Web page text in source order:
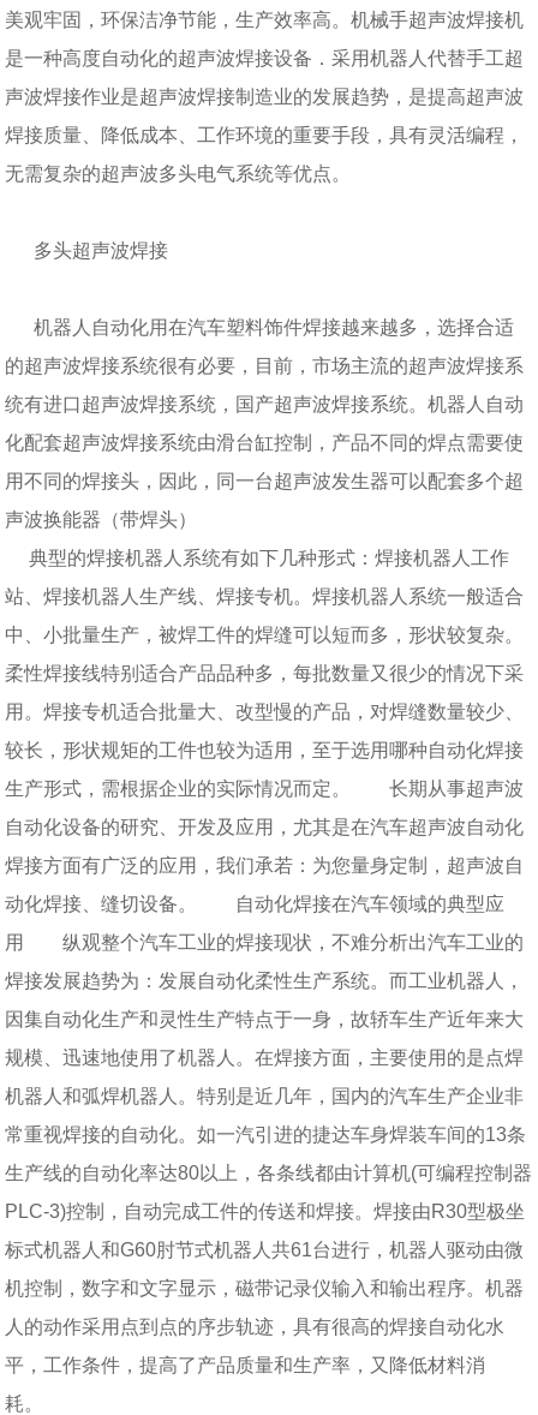
美观牢固，环保洁净节能，生产效率高。机械手超声波焊接机
是一种高度自动化的超声波焊接设备．采用机器人代替手工超
声波焊接作业是超声波焊接制造业的发展趋势，是提高超声波
焊接质量、降低成本、工作环境的重要手段，具有灵活编程，
无需复杂的超声波多头电气系统等优点。
多头超声波焊接
机器人自动化用在汽车塑料饰件焊接越来越多，选择合适
的超声波焊接系统很有必要，目前，市场主流的超声波焊接系
统有进口超声波焊接系统，国产超声波焊接系统。机器人自动
化配套超声波焊接系统由滑台缸控制，产品不同的焊点需要使
用不同的焊接头，因此，同一台超声波发生器可以配套多个超
声波换能器（带焊头）
典型的焊接机器人系统有如下几种形式：焊接机器人工作
站、焊接机器人生产线、焊接专机。焊接机器人系统一般适合
中、小批量生产，被焊工件的焊缝可以短而多，形状较复杂。
柔性焊接线特别适合产品品种多，每批数量又很少的情况下采
用。焊接专机适合批量大、改型慢的产品，对焊缝数量较少、
较长，形状规矩的工件也较为适用，至于选用哪种自动化焊接
生产形式，需根据企业的实际情况而定。 长期从事超声波
自动化设备的研究、开发及应用，尤其是在汽车超声波自动化
焊接方面有广泛的应用，我们承若：为您量身定制，超声波自
动化焊接、缝切设备。 自动化焊接在汽车领域的典型应
用 纵观整个汽车工业的焊接现状，不难分析出汽车工业的
焊接发展趋势为：发展自动化柔性生产系统。而工业机器人，
因集自动化生产和灵性生产特点于一身，故轿车生产近年来大
规模、迅速地使用了机器人。在焊接方面，主要使用的是点焊
机器人和弧焊机器人。特别是近几年，国内的汽车生产企业非
常重视焊接的自动化。如一汽引进的捷达车身焊装车间的13条
生产线的自动化率达80以上，各条线都由计算机(可编程控制器
PLC-3)控制，自动完成工件的传送和焊接。焊接由R30型极坐
标式机器人和G60肘节式机器人共61台进行，机器人驱动由微
机控制，数字和文字显示，磁带记录仪输入和输出程序。机器
人的动作采用点到点的序步轨迹，具有很高的焊接自动化水
平，工作条件，提高了产品质量和生产率，又降低材料消
耗。